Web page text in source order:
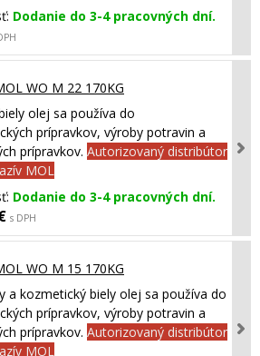
Dodanie do 3-4 pracovných dní.
WO M 22 170KG
olej sa používa do
prípravkov, výroby potravin a
prípravkov. Autorizovaný distribútor
MOL
Dodanie do 3-4 pracovných dní.
s DPH
WO M 15 170KG
a kozmetický biely olej sa používa do
prípravkov, výroby potravin a
prípravkov. Autorizovaný distribútor
MOL